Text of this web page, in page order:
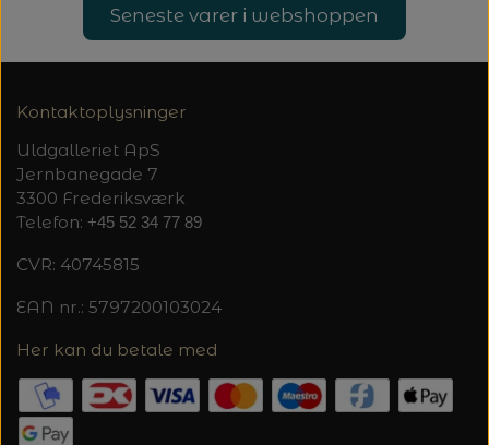
Seneste varer i webshoppen
Kontaktoplysninger
Uldgalleriet ApS
Jernbanegade 7
3300 Frederiksværk
Telefon: +45 52 34 77 89
CVR: 40745815
EAN nr.: 5797200103024
Her kan du betale med